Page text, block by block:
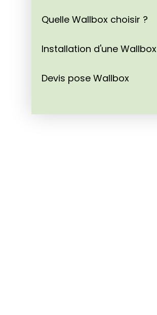
Quelle Wallbox choisir ?
Installation d'une Wallbox
Devis pose Wallbox